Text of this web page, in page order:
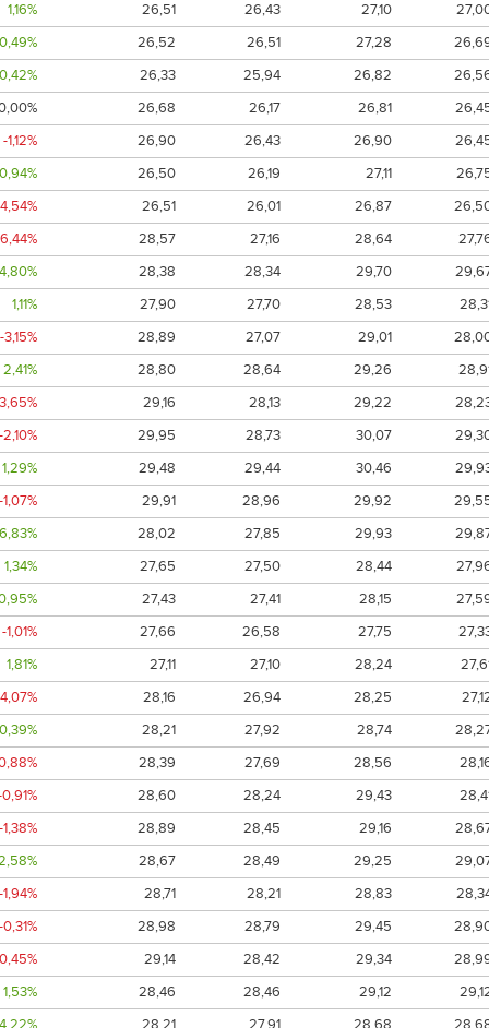
1,16%
26,51 26,43 27,10
0,49%
26,52 26,51 27,28
0,42%
26,33 25,94 26,82
26,68 26,17 26,81
-1,12%
26,90 26,43 26,90
0,94%
26,50 26,19 27,11
26,51 26,01 26,87
28,57 27,16 28,64
4,80%
28,38 28,34 29,70
1,11%
27,90 27,70 28,53
-3,15%
28,89 27,07 29,01
2,41%
28,80 28,64 29,26
29,16 28,13 29,22
-2,10%
29,95 28,73 30,07
1,29%
29,48 29,44 30,46
-1,07%
29,91 28,96 29,92
6,83%
28,02 27,85 29,93
1,34%
27,65 27,50 28,44
27,43 27,41 28,15
-1,01%
27,66 26,58 27,75
1,81%
27,11 27,10 28,24
28,16 26,94 28,25
0,39%
28,21 27,92 28,74
28,39 27,69 28,56
28,60 28,24 29,43
-1,38%
28,89 28,45 29,16
28,67 28,49 29,25
-1,94%
28,71 28,21 28,83
-0,31%
28,98 28,79 29,45
29,14 28,42 29,34
1,53%
28,46 28,46 29,12